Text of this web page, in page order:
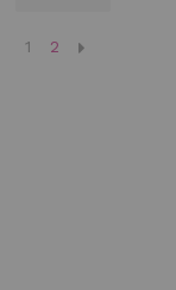
U lees momenteel
1 Pagina
2